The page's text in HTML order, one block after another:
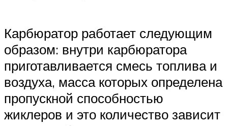
Карбюратор работает следующим
образом: внутри карбюратора
приготавливается смесь топлива и
воздуха, масса которых определена
пропускной способностью
жиклеров и это количество зависит